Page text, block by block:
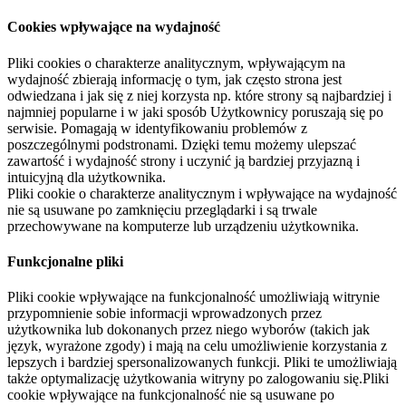
Cookies wpływające na wydajność
Pliki cookies o charakterze analitycznym, wpływającym na
wydajność zbierają informację o tym, jak często strona jest
odwiedzana i jak się z niej korzysta np. które strony są najbardziej i
najmniej popularne i w jaki sposób Użytkownicy poruszają się po
serwisie. Pomagają w identyfikowaniu problemów z
poszczególnymi podstronami. Dzięki temu możemy ulepszać
zawartość i wydajność strony i uczynić ją bardziej przyjazną i
intuicyjną dla użytkownika.
Pliki cookie o charakterze analitycznym i wpływające na wydajność
nie są usuwane po zamknięciu przeglądarki i są trwale
przechowywane na komputerze lub urządzeniu użytkownika.
Funkcjonalne pliki
Pliki cookie wpływające na funkcjonalność umożliwiają witrynie
przypomnienie sobie informacji wprowadzonych przez
użytkownika lub dokonanych przez niego wyborów (takich jak
język, wyrażone zgody) i mają na celu umożliwienie korzystania z
lepszych i bardziej spersonalizowanych funkcji. Pliki te umożliwiają
także optymalizację użytkowania witryny po zalogowaniu się.Pliki
cookie wpływające na funkcjonalność nie są usuwane po